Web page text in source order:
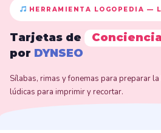
HERRAMIENTA LOGOPEDIA —
Tarjetas de
por DYNSEO
Sílabas, rimas y fonemas para preparar
lúdicas para imprimir y recortar.